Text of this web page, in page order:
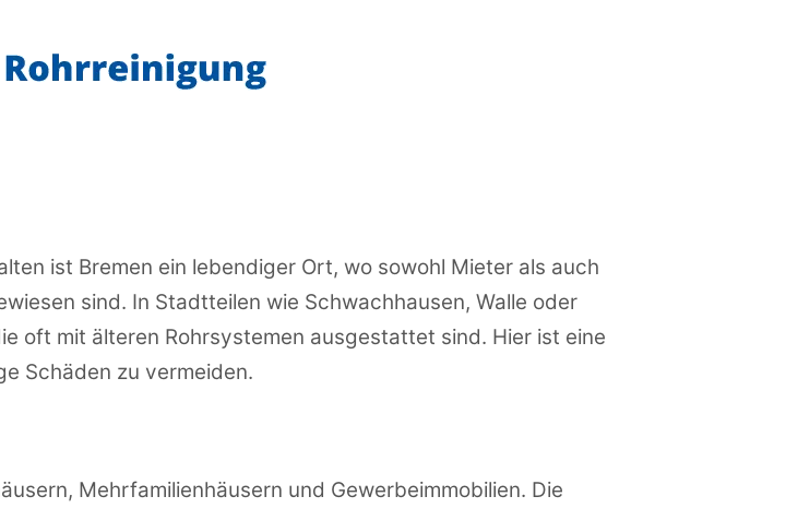
ist Bremen ein lebendiger Ort, wo sowohl Mieter als auch
sind. In Stadtteilen wie Schwachhausen, Walle oder
oft mit älteren Rohrsystemen ausgestattet sind. Hier ist eine
Schäden zu vermeiden.
Mehrfamilienhäusern und Gewerbeimmobilien. Die